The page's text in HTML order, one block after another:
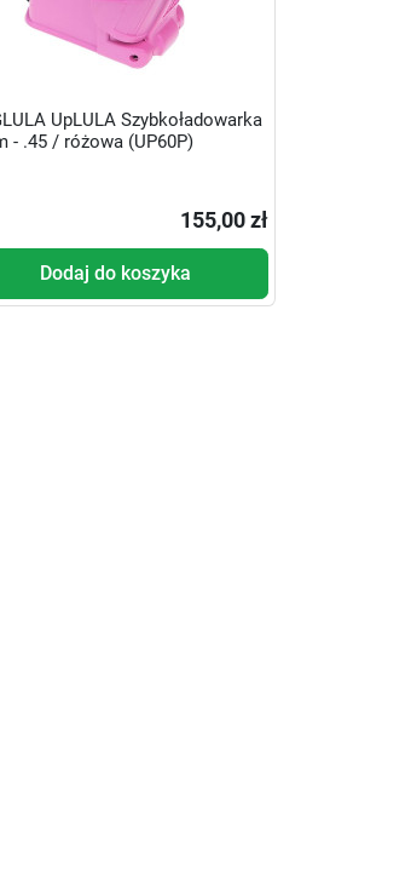
UpLULA Szybkoładowarka
- .45 / różowa (UP60P)
155,00 zł
Dodaj do koszyka